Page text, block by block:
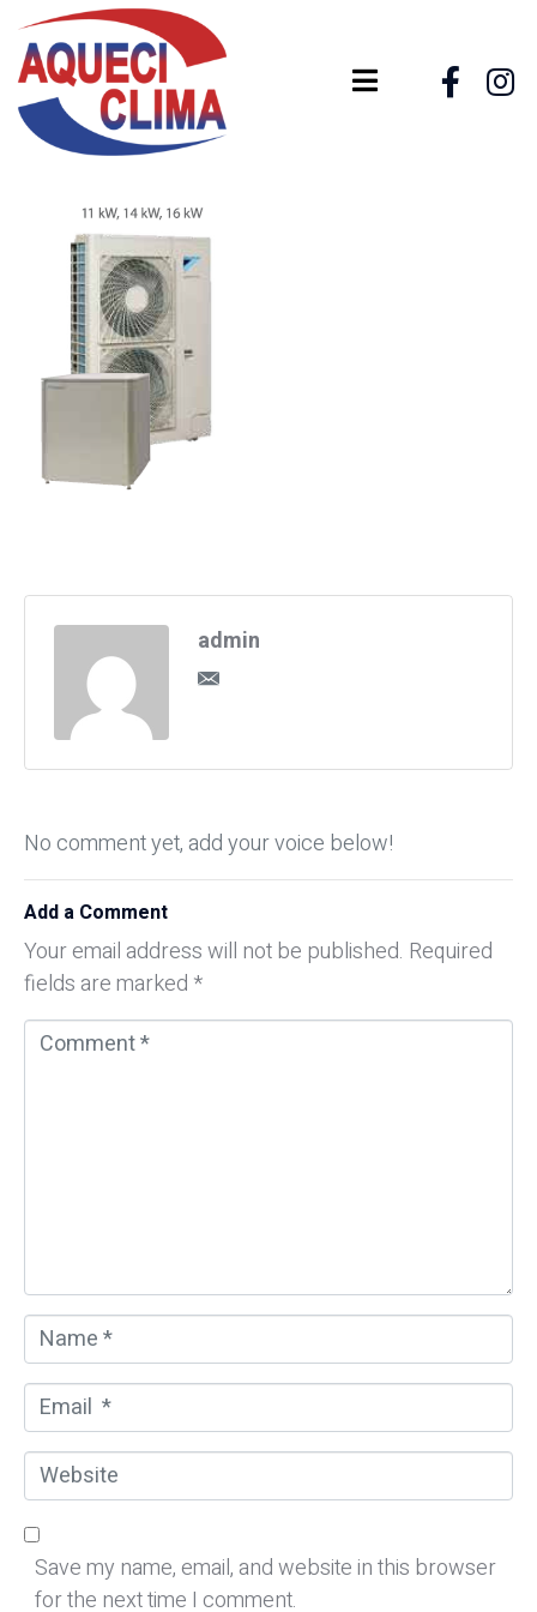
admin
No comment yet, add your voice below!
Add a Comment
Your email address will not be published. Required
fields are marked *
a
m
e
*
m
a
i
l
W
e
b
Save my name, email, and website in this browser
for the next time I comment.